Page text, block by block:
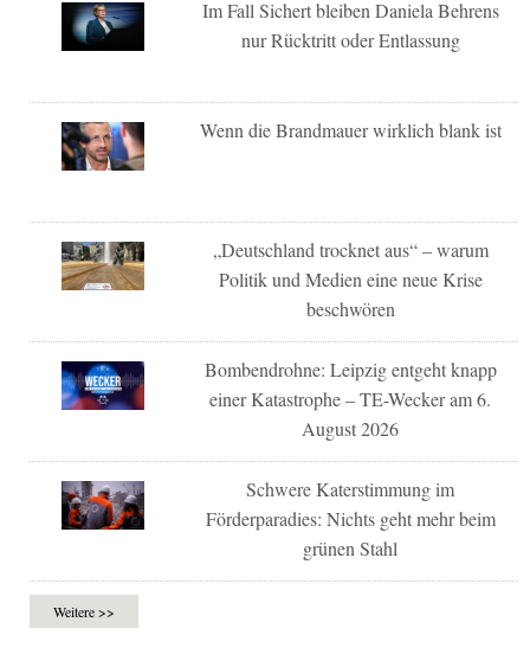
Im Fall Sichert bleiben Daniela Behrens
nur Rücktritt oder Entlassung
Wenn die Brandmauer wirklich blank ist
„Deutschland trocknet aus“ – warum
Politik und Medien eine neue Krise
beschwören
Bombendrohne: Leipzig entgeht knapp
einer Katastrophe – TE-Wecker am 6.
August 2026
Schwere Katerstimmung im
Förderparadies: Nichts geht mehr beim
grünen Stahl
Weitere >>